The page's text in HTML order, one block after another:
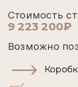
Стоимость
9 223 200₽
Возможно